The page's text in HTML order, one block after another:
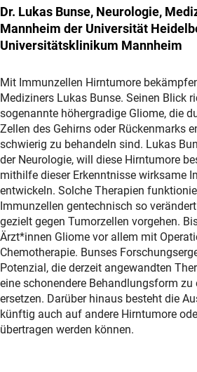
Dr. Lukas Bunse, Neurologie,
Mannheim der Universität
Universitätsklinikum Mannheim
Mit Immunzellen Hirntumore
Mediziners Lukas Bunse. Seinen Blick
sogenannte höhergradige Gliome, die
Zelle‎n des Gehirn‎s oder Rückenmark‎s
schwierig zu behandeln sind. Lukas
der Neurologie, will diese Hirntumore
mithilfe dieser Erkenntnisse wirksame
entwickeln. Solche Therapien
Immunzellen gentechnisch so
gezielt gegen Tumorzellen vorgehen.
Ärzt*innen Gliome vor allem mit
Chemotherapie. Bunses
Potenzial, die derzeit angewandten
eine schonendere Behandlungsform zu
ersetzen. Darüber hinaus besteht die
künftig auch auf andere Hirntumore
übertragen werden können.